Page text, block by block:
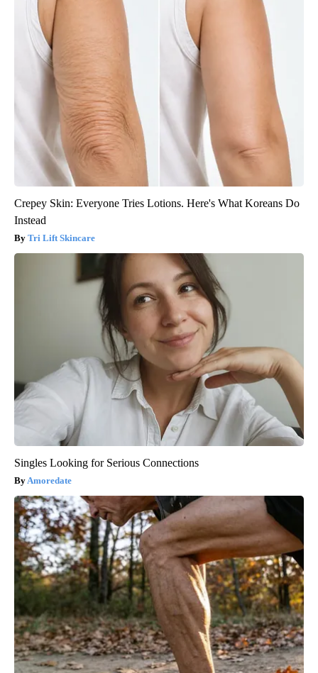
Crepey Skin: Everyone Tries Lotions. Here's What Koreans Do
Instead
Tri Lift Skincare
Singles Looking for Serious Connections
Amoredate